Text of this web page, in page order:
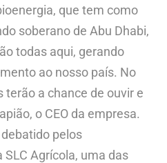
que tem como
soberano de Abu Dhabi,
todas aqui, gerando
ao nosso país. No
terão a chance de ouvir e
o CEO da empresa.
pelos
Agrícola, uma das